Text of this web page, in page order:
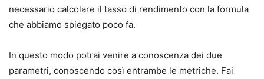
necessario calcolare il tasso di rendimento con la formula
che abbiamo spiegato poco fa.
In questo modo potrai venire a conoscenza dei due
parametri, conoscendo così entrambe le metriche. Fai